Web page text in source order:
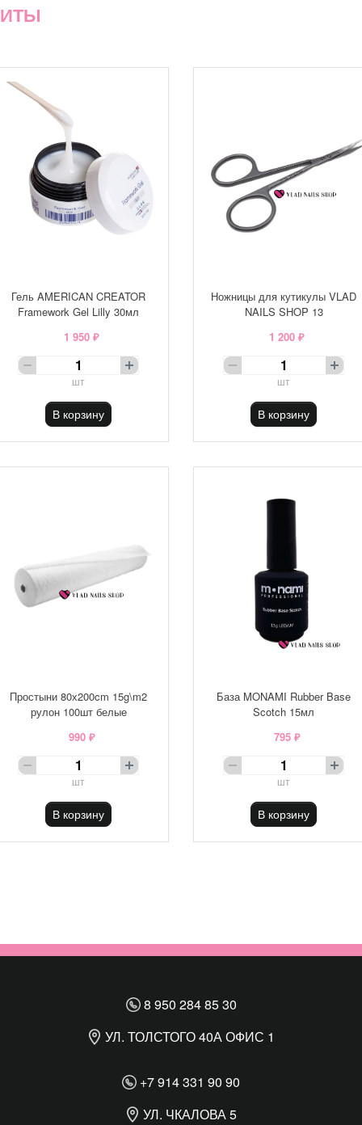
Гель AMERICAN CREATOR
Framework Gel Lilly 30мл
1 950 ₽
шт
В корзину
Ножницы для кутикулы VLAD
NAILS SHOP 13
1 200 ₽
шт
В корзину
Простыни 80х200cm 15g\m2
рулон 100шт белые
990 ₽
шт
В корзину
База MONAMI Rubber Base
Scotch 15мл
795 ₽
шт
В корзину
8 950 284 85 30
УЛ. ТОЛСТОГО 40А ОФИС 1
+7 914 331 90 90
УЛ. ЧКАЛОВА 5